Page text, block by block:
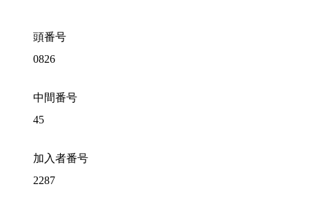
頭番号
0826
中間番号
45
加入者番号
2287